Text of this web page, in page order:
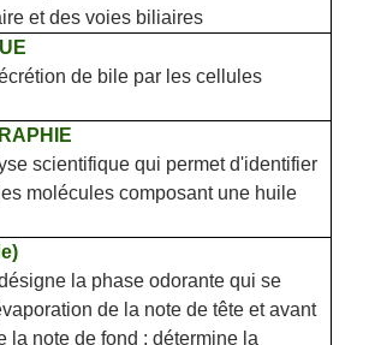
et des voies biliaires
de bile par les cellules
scientifique qui permet d'identifier
molécules composant une huile
la phase odorante qui se
de la note de tête et avant
la note de fond ; détermine la